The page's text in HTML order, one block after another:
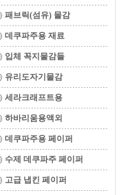
패브릭(섬유) 물감
데쿠파주용 재료
입체 꼭지물감들
유리도자기물감
세라크래프트용
하바리움용액외
데쿠파주용 페이퍼
수제 데쿠파주 페이퍼
고급 냅킨 페이퍼